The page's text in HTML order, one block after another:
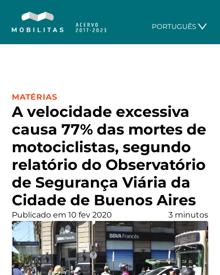
PORTUGUÊS
A velocidade excessiva
causa 77% das mortes de
motociclistas, segundo
relatório do Observatório
de Segurança Viária da
Cidade de Buenos Aires
CATEGORIA:
MATÉRIAS
Publicado em 10 fev 2020 3 minutos